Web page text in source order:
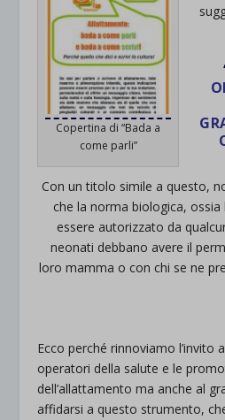
Copertina di “Bada a
come parli”
Con un titolo simile a questo,
che la norma biologica, ossia
essere autorizzato da
neonati debbano avere il
loro mamma o con chi se ne
Ecco perché rinnoviamo l’invito
operatori della salute e le
dell’allattamento ma anche al
affidarsi a questo strumento,